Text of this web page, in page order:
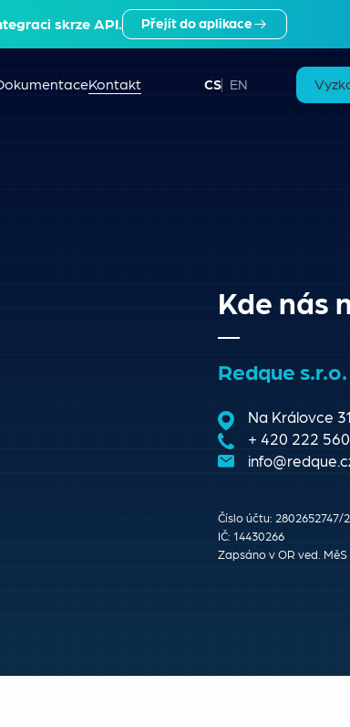
skrze API. Přejít do aplikace
Kontakt CS EN
Kde nás
Redque s.r.o.
Na Královce
+ 420 222
Číslo účtu: 2802652747/
IČ: 14430266
Zapsáno v OR ved.